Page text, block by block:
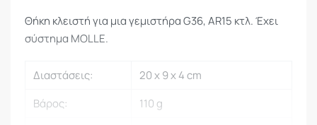
Θήκη κλειστή για μια γεμιστήρα G36, AR15 κτλ. Έχει
σύστημα MOLLE.
Διαστάσεις:
20 x 9 x 4 cm
Βάρος:
110 g